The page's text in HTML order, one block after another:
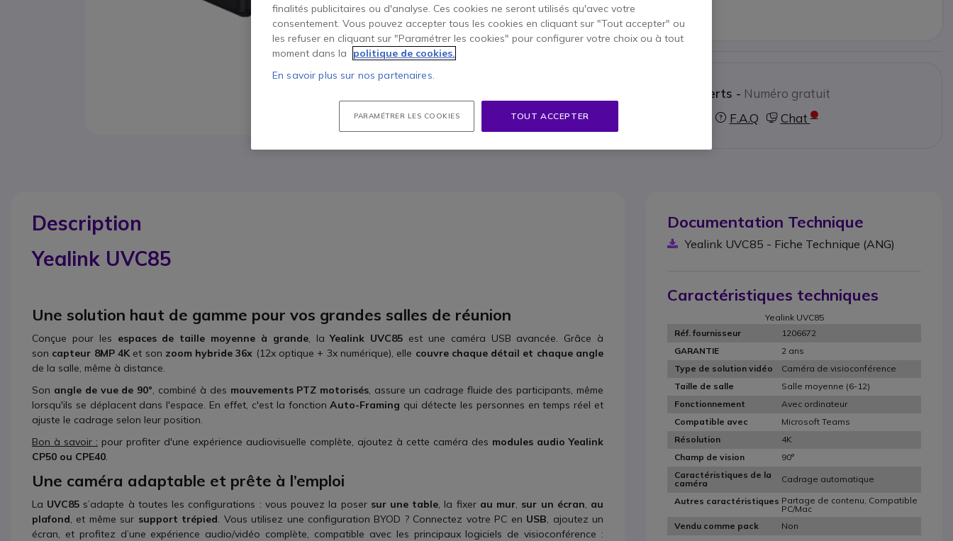
Voir le produit remplaçant
Contactez nos experts - Numéro gratuit
F.A.Q Chat
Description
Yealink UVC85
Une solution haut de gamme pour vos grandes salles de réunion
Conçue pour les espaces de taille moyenne à grande, laYealink UVC85 est une caméra USB avancée. Grâce à
son capteur 8MP 4Ket son zoom hybride 36x (12x optique + 3x numérique), elle couvre chaque détail et chaque angle
de la salle, même à distance.
Son angle de vue de 90° , combiné à des mouvements PTZ motorisés , assure un cadrage fluide des participants, même
lorsqu'ils se déplacent dans l'espace. En effet, c'est la fonctionAuto-Framing qui détecte les personnes en temps réel et
ajuste le cadrage selon leur position.
Bon à savoir : pour profiter d'une expérience audiovisuelle complète, ajoutez à cette caméra des modules audio Yealink
CP50 ou CPE40
Une caméra adaptable et prête à l’emploi
La UVC85 s’adapte à toutes les configurations : vous pouvez la poser sur une table , la fixer au mur sur un écran au
plafond , et même sur support trépied . Vous utilisez une configuration BYOD ? Connectez votre PC en USB , ajoutez un
écran, et profitez d’une expérience audio/vidéo complète, compatible avec les principaux logiciels de visioconférence :
Documentation Technique
Yealink UVC85 - Fiche Technique (ANG)
Caractéristiques techniques
Yealink UVC85
Réf. fournisseur
1206672
GARANTIE
2 ans
Type de solution vidéo
Caméra de visioconférence
Taille de salle
Salle moyenne (6-12)
Fonctionnement
Avec ordinateur
Compatible avec
Microsoft Teams
Résolution
4K
Champ de vision
90°
Caractéristiques de la
caméra
Cadrage automatique
Autres caractéristiques Partage de contenu, Compatible
PC/Mac
Vendu comme pack
Non
finalités publicitaires ou d'analyse. Ces cookies ne seront utilisés qu'avec votre
consentement. Vous pouvez accepter tous les cookies en cliquant sur "Tout accepter" ou
les refuser en cliquant sur "Paramétrer les cookies" pour configurer votre choix ou à tout
moment dans la
politique de cookies.
En savoir plus sur nos partenaires.
PARAMÉTRER LES COOKIES TOUT ACCEPTER